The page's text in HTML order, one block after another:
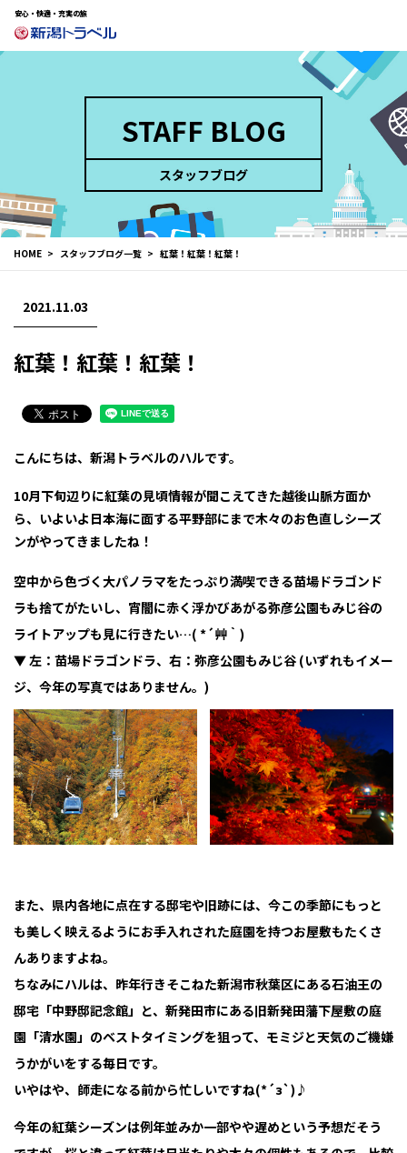
安心・快適・充実の旅
STAFF BLOG
スタッフブログ
HOME スタッフブログ一覧 紅葉！紅葉！紅葉！
2021.11.03
紅葉！紅葉！紅葉！
こんにちは、新潟トラベルのハルです。
10月下旬辺りに紅葉の見頃情報が聞こえてきた越後山脈方面か
ら、いよいよ日本海に面する平野部にまで木々のお色直しシーズ
ンがやってきましたね！
空中から色づく大パノラマをたっぷり満喫できる苗場ドラゴンド
ラも捨てがたいし、宵闇に赤く浮かびあがる弥彦公園もみじ谷の
ライトアップも見に行きたい…( *´艸｀)
▼ 左：苗場ドラゴンドラ、右：弥彦公園もみじ谷 (いずれもイメー
ジ、今年の写真ではありません。)
また、県内各地に点在する邸宅や旧跡には、今この季節にもっと
も美しく映えるようにお手入れされた庭園を持つお屋敷もたくさ
んありますよね。
ちなみにハルは、昨年行きそこねた新潟市秋葉区にある石油王の
邸宅「中野邸記念館」と、新発田市にある旧新発田藩下屋敷の庭
園「清水園」のベストタイミングを狙って、モミジと天気のご機嫌
うかがいをする毎日です。
いやはや、師走になる前から忙しいですね(*´з`)♪
今年の紅葉シーズンは例年並みか一部やや遅めという予想だそう